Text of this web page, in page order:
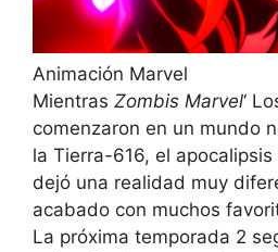
Animación Marvel
Mientras Zombis Marvel‘
comenzaron en un mundo
la Tierra-616, el
dejó una realidad muy
acabado con muchos
La próxima temporada 2